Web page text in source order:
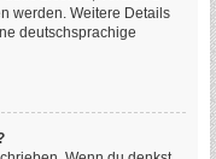
werden. Weitere Details
deutschsprachige